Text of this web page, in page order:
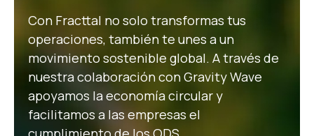
Con Fracttal no solo transformas tus
operaciones, también te unes a un
movimiento sostenible global. A través de
nuestra colaboración con Gravity Wave
apoyamos la economía circular y
facilitamos a las empresas el